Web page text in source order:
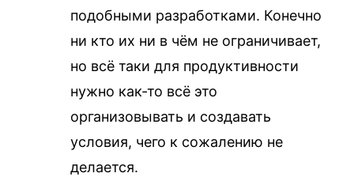
подобными разработками. Конечно
ни кто их ни в чём не ограничивает,
но всё таки для продуктивности
нужно как-то всё это
организовывать и создавать
условия, чего к сожалению не
делается.